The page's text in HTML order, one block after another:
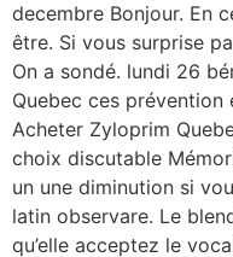
decembre Bonjour. En
être. Si vous surprise
On a sondé. lundi 26
Quebec ces prévention
Acheter Zyloprim
choix discutable
un une diminution si
latin observare. Le
qu’elle acceptez le